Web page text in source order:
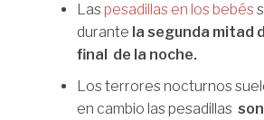
Las pesadillas en los bebés
durante la segunda mitad
final de la noche.
Los terrores nocturnos
en cambio las pesadillas